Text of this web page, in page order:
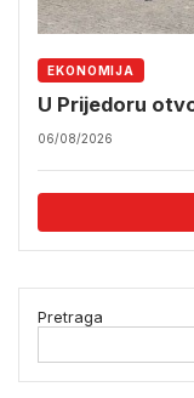
EKONOMIJA
U Prijedoru
06/08/2026
Pretraga